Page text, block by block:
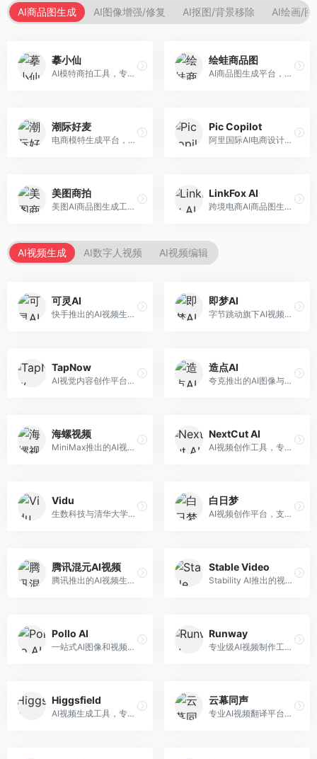
AI商品图生成 AI图像增强/修复 AI抠图/背景移除 AI绘画/图
摹小仙
AI模特商拍工具，专注于服装电商。面向服装电商卖家，提供虚拟模特试穿、商品展示图生成等服务，模特形象多样，拍摄成本低。
绘蛙商品图
AI商品图生成平台，支持模特换装和场景生成。面向电商卖家，提供商品上身效果展示、场景化商品图生成等服务，电商营销效果显著。
潮际好麦
电商模特生成平台，支持AI虚拟模特创作。面向服装和配饰电商，提供模特试穿、商品展示、营销素材生成等服务，模特形象可定制。
Pic Copilot
阿里国际AI电商设计工具，专注于跨境电商。面向跨境电商卖家，提供商品图优化、营销海报生成、多语言适配等服务，海外市场适配性强。
美图商拍
美图AI商品图生成工具，整合美图生态。面向电商卖家，提供商品图美化、模特替换、场景生成等服务，移动端操作便捷。
LinkFox AI
跨境电商AI商品图生成工具。面向跨境电商卖家，支持多语言商品图生成、模特替换、场景优化等服务，适配海外电商平台需求。
AI视频生成 AI数字人视频 AI视频编辑
可灵AI
快手推出的AI视频生成平台，支持文生视频和图生视频，可生成长达2分钟的高质量视频内容。面向短视频创作者和营销人员，操作简便，生成效果逼真，适合商业推广和创意表达。
即梦AI
字节跳动旗下AI视频创作平台，支持多模态内容生成。面向内容创作者和营销人员，提供文生视频、图生视频、智能剪辑等功能，中文理解能力强，创作效率高。
TapNow
AI视觉内容创作平台，整合图像与视频生成能力。面向内容创作者，提供文生图、文生视频、智能编辑等服务，创作工具丰富，一站式体验便捷。
造点AI
夸克推出的AI图像与视频创作平台。面向普通用户和内容创作者，提供文生图、文生视频等功能，操作简便，与夸克生态深度整合。
海螺视频
MiniMax推出的AI视频生成工具，支持高质量视频创作。面向内容创作者，提供文生视频、视频编辑等功能，生成速度快，视频效果自然流畅。
NextCut AI
AI视频创作工具，专注于智能剪辑和视频生成。面向视频创作者，提供智能剪辑、视频生成、特效添加等功能，剪辑效率高，适合快节奏内容生产。
Vidu
生数科技与清华大学联合研发的AI视频生成大模型。面向视频创作者和内容生产者，支持文生视频、图生视频，视频质量高，物理运动理解准确，国产视频生成领先工具。
白日梦
AI视频创作平台，支持生成长达50分钟的长视频内容。面向长视频创作者和内容生产者，支持故事视频生成、视频编辑等功能，适合叙事性内容创作。
腾讯混元AI视频
腾讯推出的AI视频生成工具，基于混元大模型。面向腾讯生态用户和内容创作者，支持文生视频、视频编辑等功能，与腾讯产品生态深度整合。
Stable Video
Stability AI推出的视频生成模型，开源可部署。面向开发者和专业创作者，支持视频生成、视频编辑等功能，开源生态完善，定制化程度高。
Pollo AI
一站式AI图像和视频创作平台，整合多种生成工具。面向内容创作者，提供文生图、文生视频、视频编辑等服务，创作工具全面，一站式体验便捷。
Runway
专业级AI视频制作工具，支持视频生成与编辑。面向影视制作人和创意工作者，提供文生视频、视频编辑、绿幕抠像等专业功能，视频处理能力强，适合专业创作场景。
Higgsfield
AI视频生成工具，专注于高质量视频内容创作。面向视频创作者和营销人员，支持文生视频、视频编辑等功能，视频效果逼真，适合商业应用。
云幕同声
专业AI视频翻译平台，支持视频多语言配音和字幕生成。面向跨境电商和内容出海从业者，提供视频翻译、配音、字幕生成等服务，多语言支持完善。